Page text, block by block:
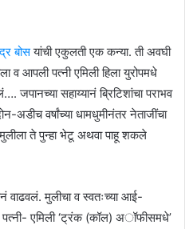
बोसयांची एकुलती एक कन्या. ती अवघी
व आपली पत्नी एमिली हिला युरोपमधे
जपानच्या सहाय्यानं ब्रिटिशांचा पराभव
अडीच वर्षांच्या धामधुमीनंतर नेताजींचा
ते पुन्हा भेटू अथवा पाहू शकले
वाढवलं. मुलीचा व स्वतःच्या आई-
पत्नी- एमिली ‘ट्रंक (कॉल) अॉफीसमधे’